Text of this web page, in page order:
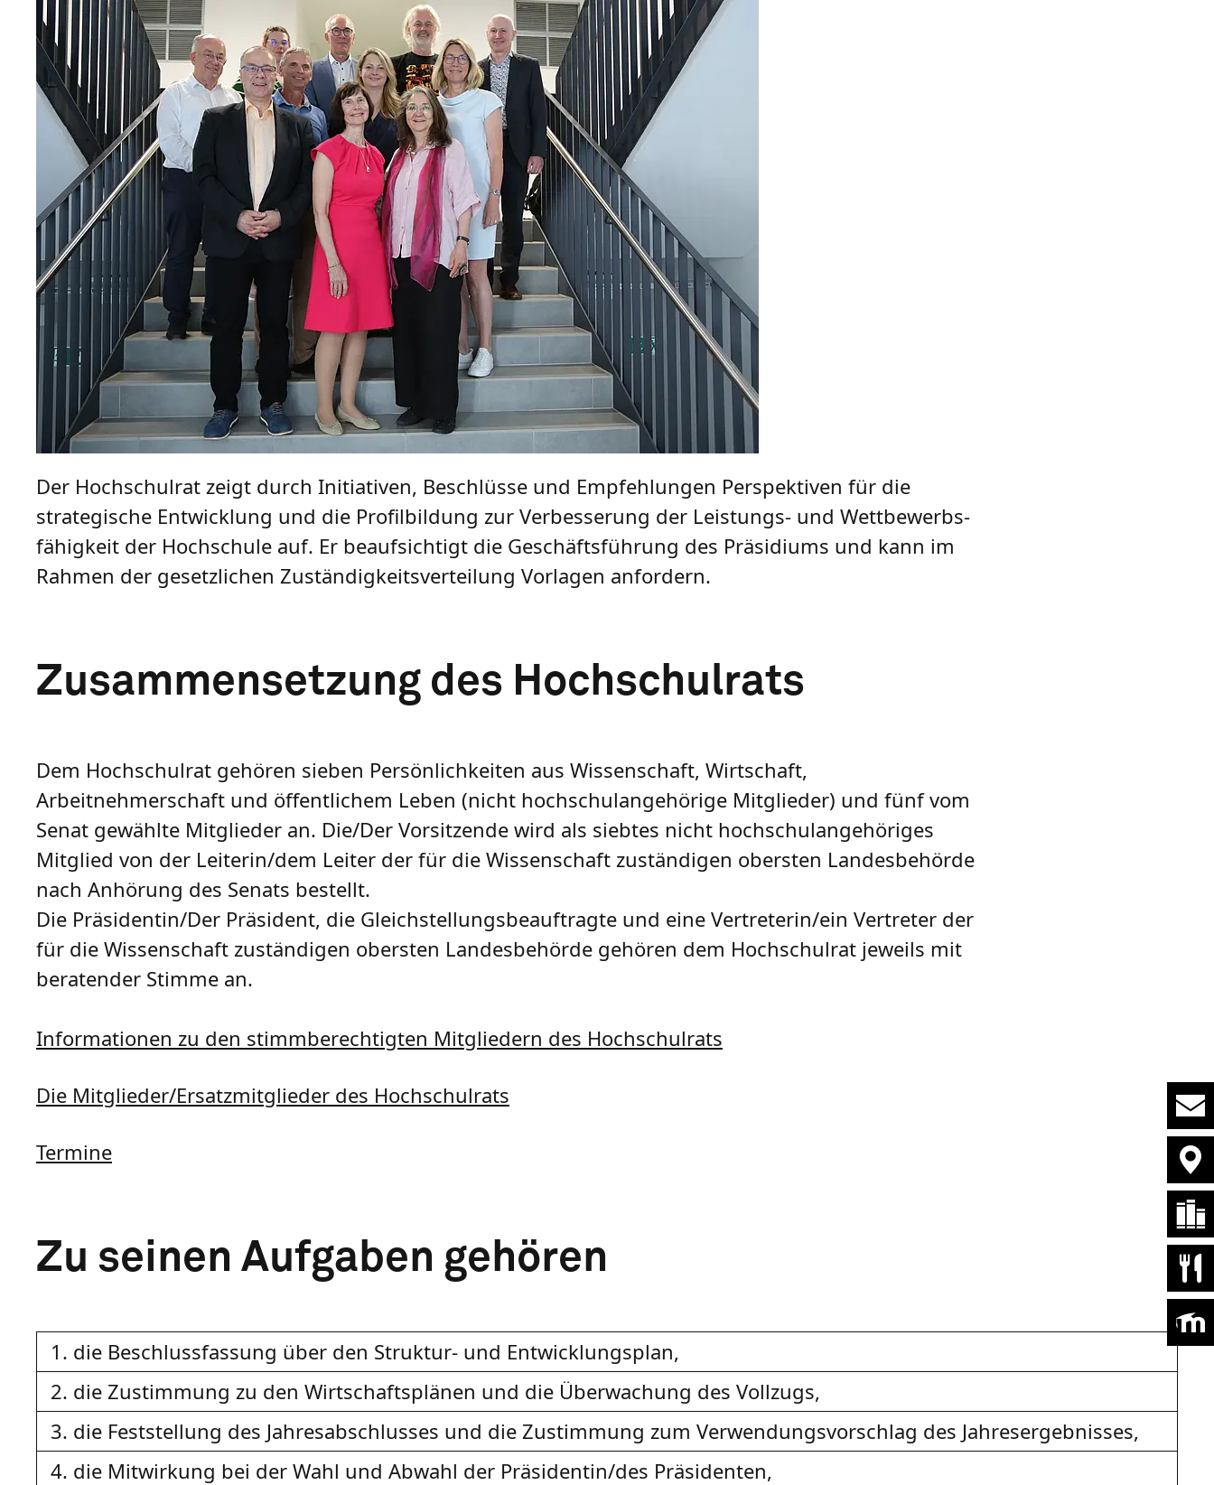
Der Hochschulrat zeigt durch Initiativen, Beschlüsse und Empfehlungen Perspektiven für die
strategische Entwicklung und die Profilbildung zur Verbesserung der Leistungs- und Wettbewerbs-
fähigkeit der Hochschule auf. Er beaufsichtigt die Geschäftsführung des Präsidiums und kann im
Rahmen der gesetzlichen Zuständigkeitsverteilung Vorlagen anfordern.
Zusammensetzung des Hochschulrats
Dem Hochschulrat gehören sieben Persönlichkeiten aus Wissenschaft, Wirtschaft,
Arbeitnehmerschaft und öffentlichem Leben (nicht hochschulangehörige Mitglieder) und fünf vom
Senat gewählte Mitglieder an. Die/Der Vorsitzende wird als siebtes nicht hochschulangehöriges
Mitglied von der Leiterin/dem Leiter der für die Wissenschaft zuständigen obersten Landesbehörde
nach Anhörung des Senats bestellt.
Die Präsidentin/Der Präsident, die Gleichstellungsbeauftragte und eine Vertreterin/ein Vertreter der
für die Wissenschaft zuständigen obersten Landesbehörde gehören dem Hochschulrat jeweils mit
beratender Stimme an.
Informationen zu den stimmberechtigten Mitgliedern des Hochschulrats
Die Mitglieder/Ersatzmitglieder des Hochschulrats
Termine
Zu seinen Aufgaben gehören
1. die Beschlussfassung über den Struktur- und Entwicklungsplan,
2. die Zustimmung zu den Wirtschaftsplänen und die Überwachung des Vollzugs,
3. die Feststellung des Jahresabschlusses und die Zustimmung zum Verwendungsvorschlag des Jahresergebnisses,
4. die Mitwirkung bei der Wahl und Abwahl der Präsidentin/des Präsidenten,